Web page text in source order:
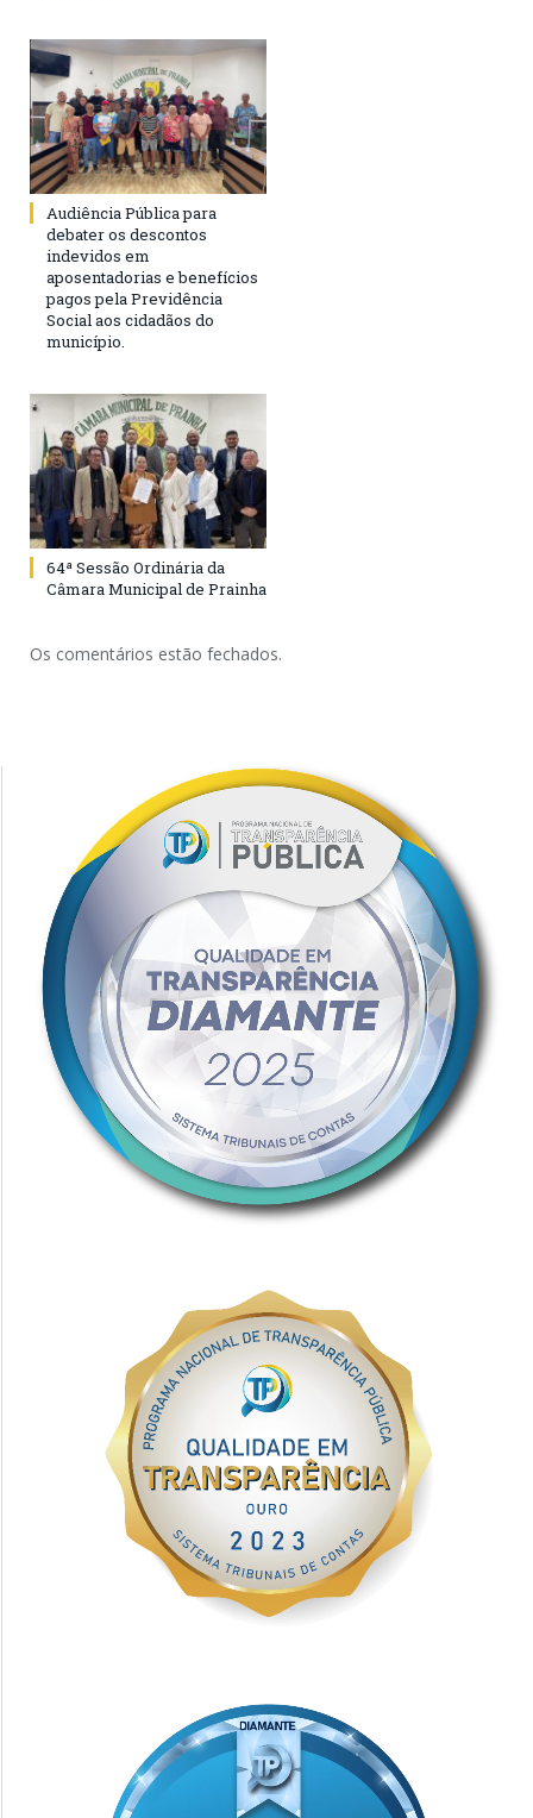
Audiência Pública para
debater os descontos
indevidos em
aposentadorias e benefícios
pagos pela Previdência
Social aos cidadãos do
município.
64ª Sessão Ordinária da
Câmara Municipal de Prainha
Os comentários estão fechados.